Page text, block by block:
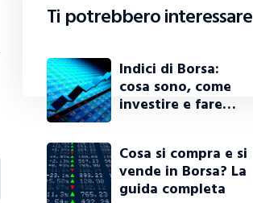
Ti potrebbero interessare
Indici di Borsa:
cosa sono, come
investire e fare…
Cosa si compra e si
vende in Borsa? La
guida completa